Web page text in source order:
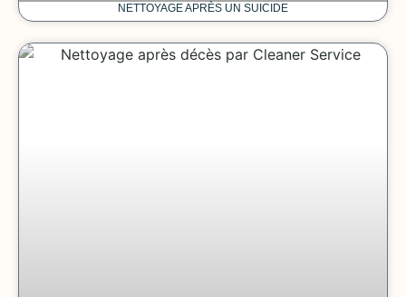
NETTOYAGE APRÈS UN SUICIDE